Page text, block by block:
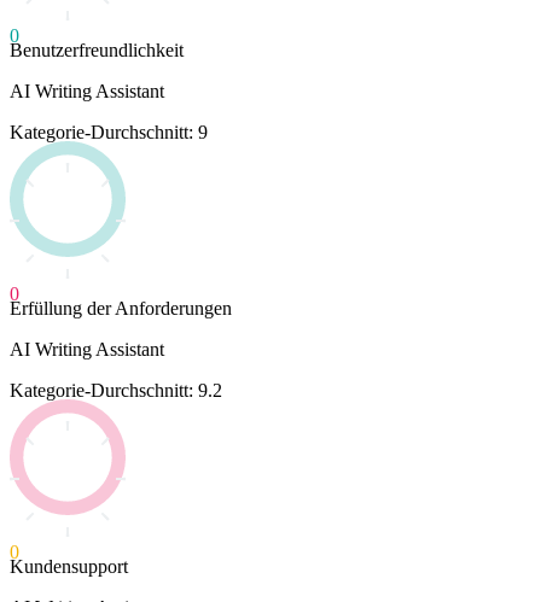
0
Benutzerfreundlichkeit
AI Writing Assistant
Kategorie-Durchschnitt: 9
0
Erfüllung der Anforderungen
AI Writing Assistant
Kategorie-Durchschnitt: 9.2
0
Kundensupport